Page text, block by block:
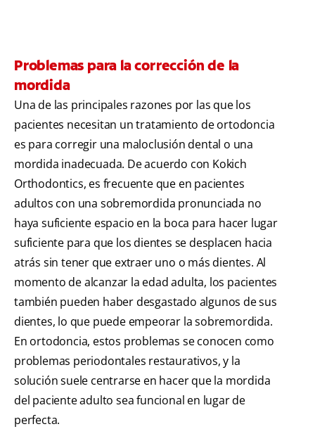
Problemas para la corrección de la
mordida
Una de las principales razones por las que los
pacientes necesitan un tratamiento de ortodoncia
es para corregir una maloclusión dental o una
mordida inadecuada. De acuerdo con Kokich
Orthodontics, es frecuente que en pacientes
adultos con una sobremordida pronunciada no
haya suficiente espacio en la boca para hacer lugar
suficiente para que los dientes se desplacen hacia
atrás sin tener que extraer uno o más dientes. Al
momento de alcanzar la edad adulta, los pacientes
también pueden haber desgastado algunos de sus
dientes, lo que puede empeorar la sobremordida.
En ortodoncia, estos problemas se conocen como
problemas periodontales restaurativos, y la
solución suele centrarse en hacer que la mordida
del paciente adulto sea funcional en lugar de
perfecta.